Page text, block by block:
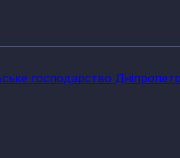
господарство